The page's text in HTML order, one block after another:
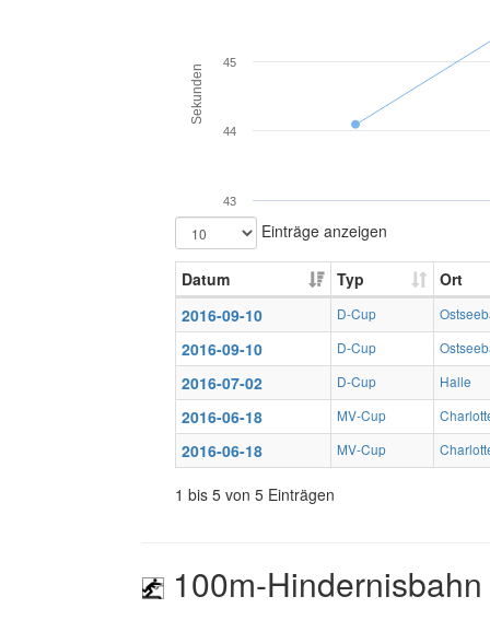
Sekunden
43
44
45
Einträge anzeigen
Datum Typ
Ort
2016-09-10
D-Cup
2016-09-10 D-Cup
2016-07-02 D-Cup Halle
2016-06-18 MV-Cup
2016-06-18 MV-Cup
1 bis 5 von 5 Einträgen
100m-